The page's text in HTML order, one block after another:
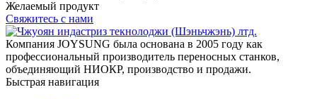
Желаемый продукт
Свяжитесь с нами
Компания JOYSUNG была основана в 2005 году как
профессиональный производитель переносных станков,
объединяющий НИОКР, производство и продажи.
Быстрая навигация